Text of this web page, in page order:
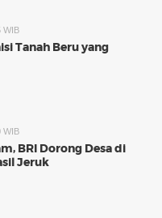
WIB
Tanah Beru yang
WIB
BRI Dorong Desa di
Jeruk